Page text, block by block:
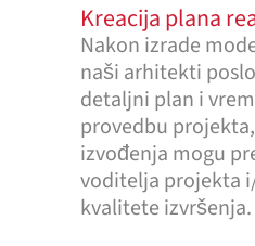
Kreacija plana
Nakon izrade
naši arhitekti
detaljni plan i
provedbu
izvođenja mogu
voditelja projekta
kvalitete izvršenja.